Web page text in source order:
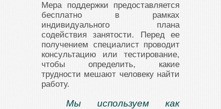
Мера поддержки предоставляется
бесплатно в рамках
индивидуального плана
содействия занятости. Перед ее
получением специалист проводит
консультацию или тестирование,
чтобы определить, какие
трудности мешают человеку найти
работу.
Мы используем как